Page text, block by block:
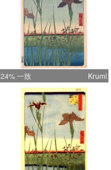
24% 一致 Kruml